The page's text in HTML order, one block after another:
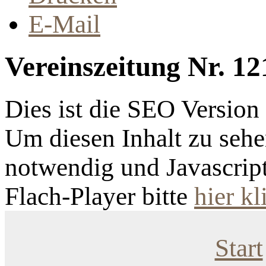
E-Mail
Vereinszeitung Nr.
Dies ist die SEO
Um diesen Inhalt zu
notwendig und
Flach-Player bitte hier
Start